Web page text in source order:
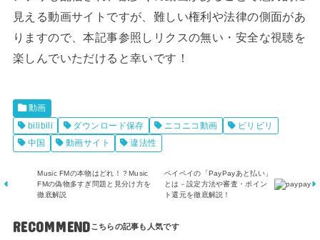
見える動画サイトですが、難しい権利や法律の側面があ
りますので、本記事参照しリクスの無い・安全な視聴を
楽しんでいただけると幸いです！
動画
bilibili
ダウンロード保存 ニコニコ動画
ビリビリ
中国
動画サイト 違法性
Music FMの本物はどれ！？Music
FMの偽物多すぎ問題と見分け方を
徹底解説
ペイペイの「PayPayあと払い」
とは－設定方法や審査・ポイン
ト還元を徹底解説！
RECOMMEND